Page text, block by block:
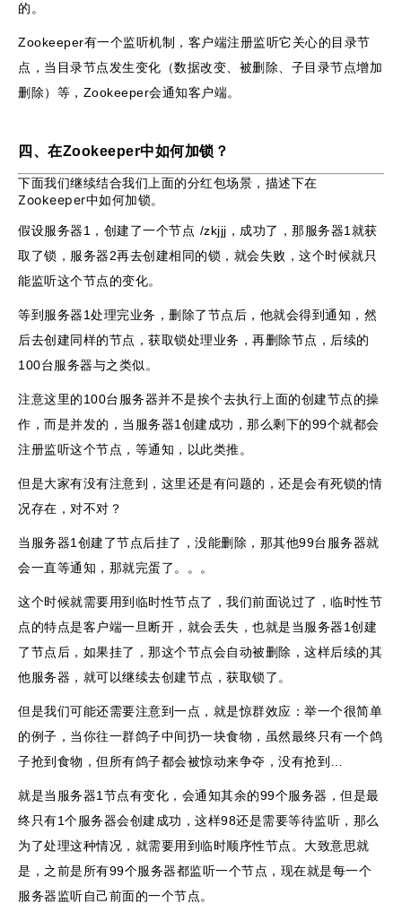
的。
Zookeeper有一个监听机制，客户端注册监听它关心的目录节
点，当目录节点发生变化（数据改变、被删除、子目录节点增加
删除）等，Zookeeper会通知客户端。
四、在Zookeeper中如何加锁？
下面我们继续结合我们上面的分红包场景，描述下在
Zookeeper中如何加锁。
假设服务器1，创建了一个节点 /zkjjj，成功了，那服务器1就获
取了锁，服务器2再去创建相同的锁，就会失败，这个时候就只
能监听这个节点的变化。
等到服务器1处理完业务，删除了节点后，他就会得到通知，然
后去创建同样的节点，获取锁处理业务，再删除节点，后续的
100台服务器与之类似。
注意这里的100台服务器并不是挨个去执行上面的创建节点的操
作，而是并发的，当服务器1创建成功，那么剩下的99个就都会
注册监听这个节点，等通知，以此类推。
但是大家有没有注意到，这里还是有问题的，还是会有死锁的情
况存在，对不对？
当服务器1创建了节点后挂了，没能删除，那其他99台服务器就
会一直等通知，那就完蛋了。。。
这个时候就需要用到临时性节点了，我们前面说过了，临时性节
点的特点是客户端一旦断开，就会丢失，也就是当服务器1创建
了节点后，如果挂了，那这个节点会自动被删除，这样后续的其
他服务器，就可以继续去创建节点，获取锁了。
但是我们可能还需要注意到一点，就是惊群效应：举一个很简单
的例子，当你往一群鸽子中间扔一块食物，虽然最终只有一个鸽
子抢到食物，但所有鸽子都会被惊动来争夺，没有抢到…
就是当服务器1节点有变化，会通知其余的99个服务器，但是最
终只有1个服务器会创建成功，这样98还是需要等待监听，那么
为了处理这种情况，就需要用到临时顺序性节点。大致意思就
是，之前是所有99个服务器都监听一个节点，现在就是每一个
服务器监听自己前面的一个节点。